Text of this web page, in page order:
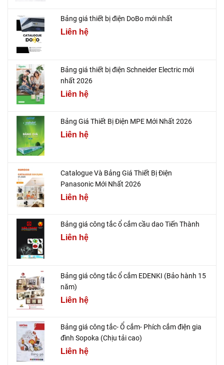
Bảng giá thiết bị điện DoBo mới nhất
Liên hệ
Bảng giá thiết bị điện Schneider Electric mới
nhất 2026
Liên hệ
Bảng Giá Thiết Bị Điện MPE Mới Nhất 2026
Liên hệ
Catalogue Và Bảng Giá Thiết Bị Điện
Panasonic Mới Nhất 2026
Liên hệ
Bảng giá công tắc ổ cắm cầu dao Tiến Thành
Liên hệ
Bảng giá công tắc ổ cắm EDENKI (Bảo hành 15
năm)
Liên hệ
Bảng giá công tắc- Ổ cắm- Phích cắm điện gia
đình Sopoka (Chịu tải cao)
Liên hệ